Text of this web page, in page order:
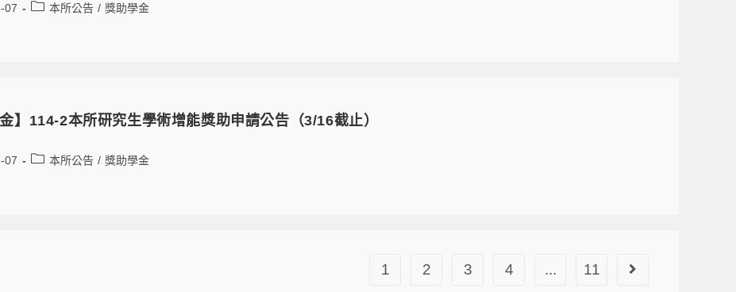
07 本所公告 / 獎助學金
金】114-2本所研究生學術增能獎助申請公告（3/16截止）
07 本所公告 / 獎助學金
1 2 3 4 ... 11